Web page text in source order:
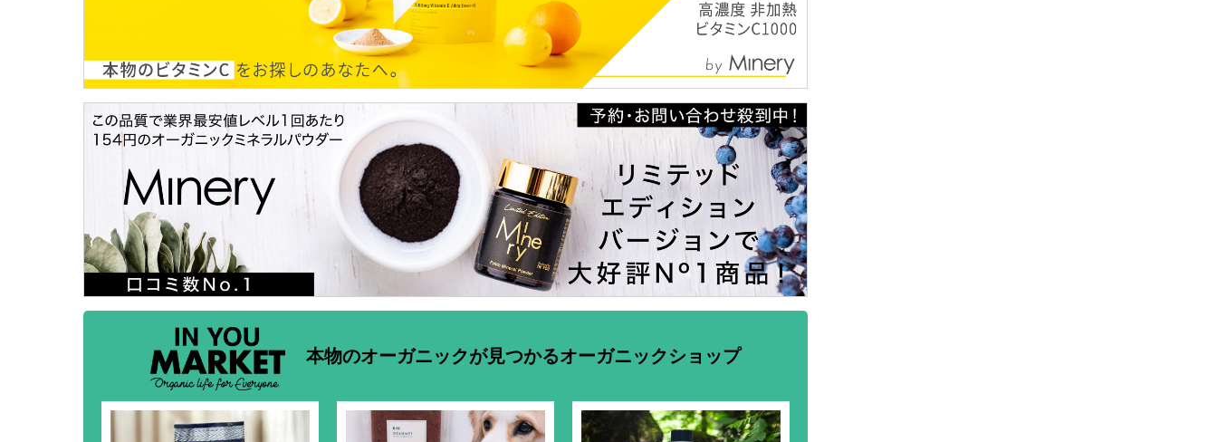
本物のオーガニックが見つかるオーガニックショップ